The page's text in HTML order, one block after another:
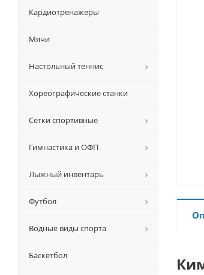
Кардиотренажеры
Мячи
Настольный теннис
Хореографические станки
Сетки спортивные
Гимнастика и ОФП
Лыжный инвентарь
Футбол
Водные виды спорта
Баскетбол